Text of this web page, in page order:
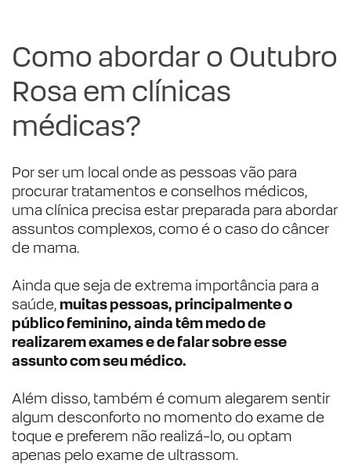
Como abordar o Outubro
Rosa em clínicas
médicas?
Por ser um local onde as pessoas vão para
procurar tratamentos e conselhos médicos,
uma clínica precisa estar preparada para abordar
assuntos complexos, como é o caso do câncer
de mama.
Ainda que seja de extrema importância para a
saúde, muitas pessoas, principalmente o
público feminino, ainda têm medo de
realizarem exames e de falar sobre esse
assunto com seu médico.
Além disso, também é comum alegarem sentir
algum desconforto no momento do exame de
toque e preferem não realizá-lo, ou optam
apenas pelo exame de ultrassom.